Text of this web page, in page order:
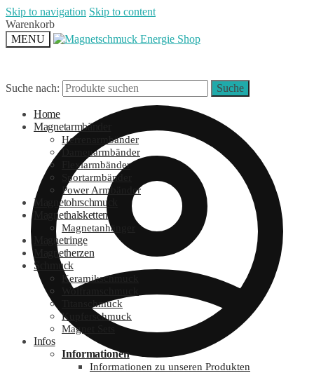
Skip to navigation Skip to content
Warenkorb
MENU
Suche nach: Suche
Home
Magnetarmbänder
Herrenarmbänder
Damenarmbänder
Flexiarmbänder
Sportarmbänder
Power Armbänder
Magnetohrschmuck
Magnethalsketten
Magnetanhänger
Magnetringe
Magnetherzen
Schmuck
Keramikschmuck
Wolframschmuck
Titanschmuck
Kupferschmuck
Magnet Sets
Infos
Informationen
Informationen zu unseren Produkten